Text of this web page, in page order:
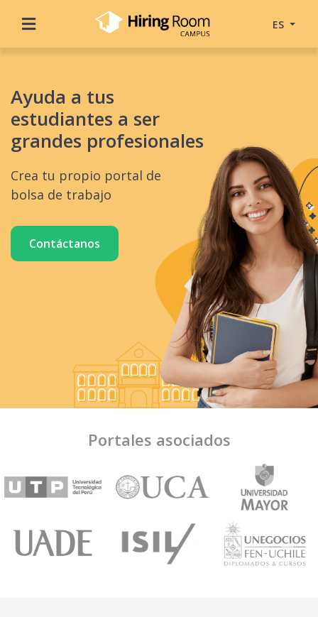
ES
Ayuda a tus
estudiantes a ser
grandes profesionales
Crea tu propio portal de
bolsa de trabajo
Contáctanos
Portales asociados